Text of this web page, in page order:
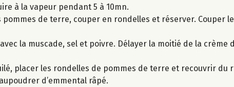
à la vapeur pendant 5 à 10mn.
de terre, couper en rondelles et réserver. Couper
la muscade, sel et poivre. Délayer la moitié de la crème
placer les rondelles de pommes de terre et recouvrir du
d’emmental râpé.